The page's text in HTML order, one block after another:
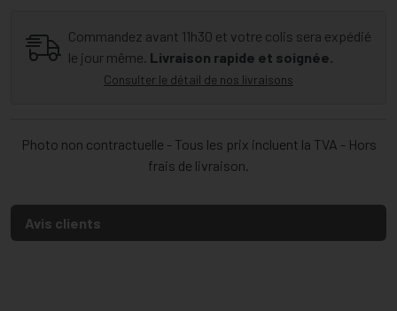
Commandez avant 11h30 et votre colis sera expédié
le jour même. Livraison rapide et soignée.
Consulter le détail de nos livraisons
Photo non contractuelle - Tous les prix incluent la TVA - Hors
frais de livraison.
Avis clients